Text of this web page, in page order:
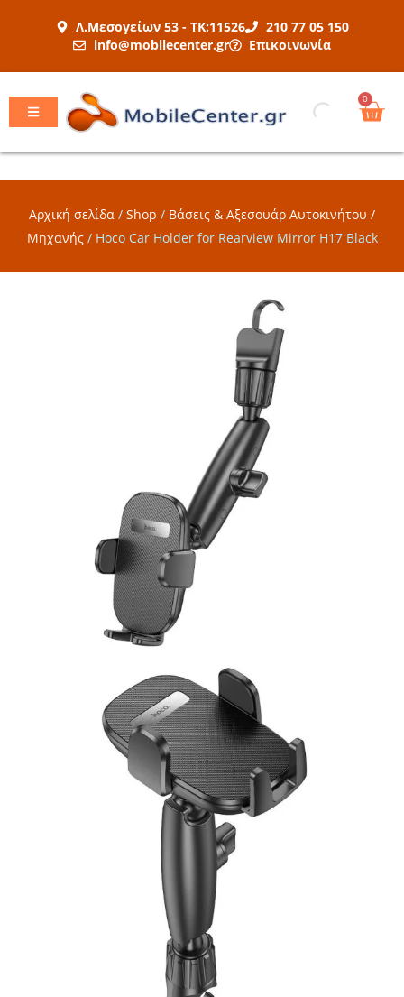
Λ.Μεσογείων 53 - ΤΚ:11526
210 77 05 150
info@mobilecenter.gr
Επικοινωνία
0
Αρχική σελίδα / Shop / Βάσεις & Αξεσουάρ Αυτοκινήτου /
Μηχανής/ Hoco Car Holder for Rearview Mirror H17 Black